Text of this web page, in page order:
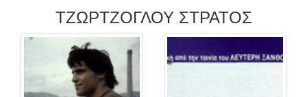
ΤΖΩΡΤΖΟΓΛΟΥ ΣΤΡΑΤΟΣ